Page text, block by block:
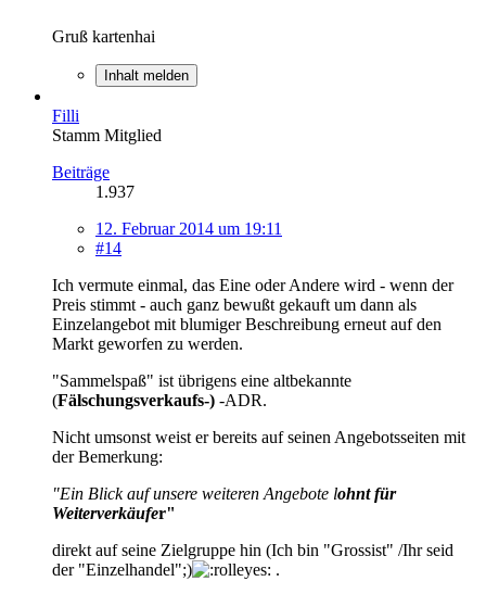
Gruß kartenhai
Inhalt melden
Filli
Stamm Mitglied
Beiträge
1.937
12. Februar 2014 um 19:11
#14
Ich vermute einmal, das Eine oder Andere wird - wenn der
Preis stimmt - auch ganz bewußt gekauft um dann als
Einzelangebot mit blumiger Beschreibung erneut auf den
Markt geworfen zu werden.
"Sammelspaß" ist übrigens eine altbekannte
(Fälschungsverkaufs-) -ADR.
Nicht umsonst weist er bereits auf seinen Angebotsseiten mit
der Bemerkung:
"Ein Blick auf unsere weiteren Angebote lohnt für
Weiterverkäufer"
direkt auf seine Zielgruppe hin (Ich bin "Grossist" /Ihr seid
der "Einzelhandel";)
.